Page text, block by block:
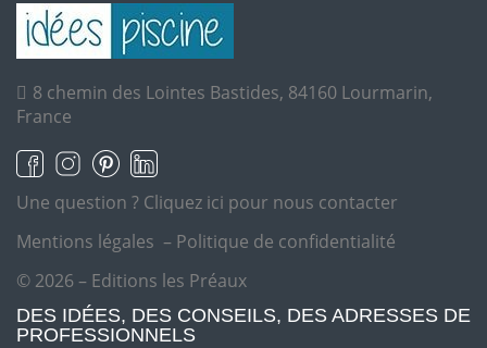
8 chemin des Lointes Bastides, 84160 Lourmarin,
France
Une question ? Cliquez ici pour nous contacter
Mentions légales – Politique de confidentialité
© 2026 – Editions les Préaux
DES IDÉES, DES CONSEILS, DES ADRESSES DE
PROFESSIONNELS